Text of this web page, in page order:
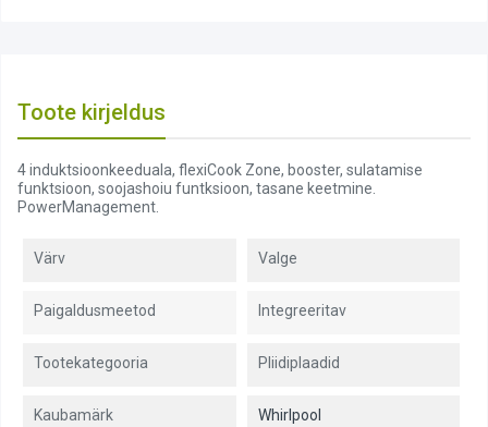
Toote kirjeldus
4 induktsioonkeeduala, flexiCook Zone, booster, sulatamise
funktsioon, soojashoiu funtksioon, tasane keetmine.
PowerManagement.
Värv Valge
Paigaldusmeetod Integreeritav
Tootekategooria Pliidiplaadid
Kaubamärk Whirlpool